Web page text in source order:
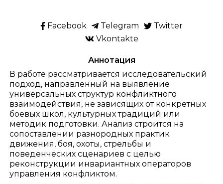
Facebook Telegram
Twitter
Vkontakte
Аннотация
В работе рассматривается исследовательский
подход, направленный на выявление
универсальных структур конфликтного
взаимодействия, не зависящих от конкретных
боевых школ, культурных традиций или
методик подготовки. Анализ строится на
сопоставлении разнородных практик
движения, боя, охоты, стрельбы и
поведенческих сценариев с целью
реконструкции инвариантных операторов
управления конфликтом.